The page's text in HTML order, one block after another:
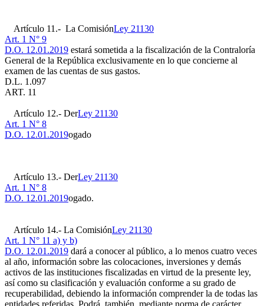
Artículo 11.- La ComisiónLey 21130
Art. 1 N° 9
D.O. 12.01.2019 estará sometida a la fiscalización de la Contraloría
General de la República exclusivamente en lo que concierne al
examen de las cuentas de sus gastos.
D.L. 1.097
ART. 11
Artículo 12.- DerLey 21130
Art. 1 N° 8
D.O. 12.01.2019ogado
Artículo 13.- DerLey 21130
Art. 1 N° 8
D.O. 12.01.2019ogado.
Artículo 14.- La ComisiónLey 21130
Art. 1 N° 11 a) y b)
D.O. 12.01.2019 dará a conocer al público, a lo menos cuatro veces
al año, información sobre las colocaciones, inversiones y demás
activos de las instituciones fiscalizadas en virtud de la presente ley,
así como su clasificación y evaluación conforme a su grado de
recuperabilidad, debiendo la información comprender la de todas las
entidades referidas. Podrá, también, mediante norma de carácter